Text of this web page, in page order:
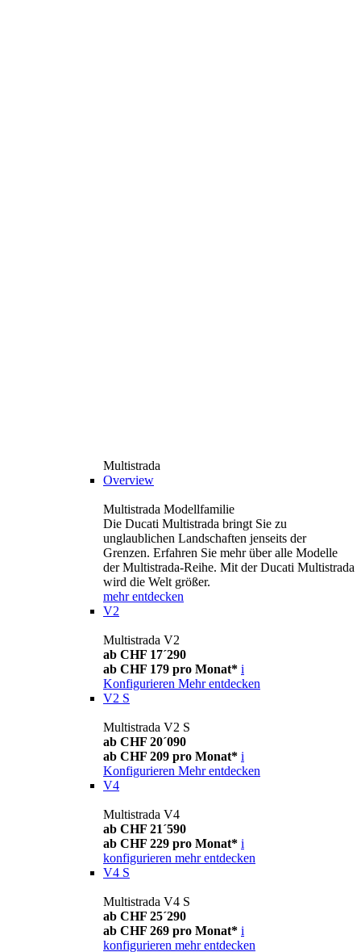
Multistrada
Overview
Multistrada Modellfamilie
Die Ducati Multistrada bringt Sie zu
unglaublichen Landschaften jenseits der
Grenzen. Erfahren Sie mehr über alle Modelle
der Multistrada-Reihe. Mit der Ducati Multistrada
wird die Welt größer.
mehr entdecken
V2
Multistrada V2
ab CHF 17´290
ab CHF 179 pro Monat* i
Konfigurieren Mehr entdecken
V2 S
Multistrada V2 S
ab CHF 20´090
ab CHF 209 pro Monat* i
Konfigurieren Mehr entdecken
V4
Multistrada V4
ab CHF 21´590
ab CHF 229 pro Monat* i
konfigurieren mehr entdecken
V4 S
Multistrada V4 S
ab CHF 25´290
ab CHF 269 pro Monat* i
konfigurieren mehr entdecken